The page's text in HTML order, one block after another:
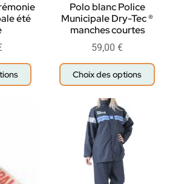
été
Polo blanc Police
Municipale Dry-Tec ®
manches courtes
59,00 €
Choix des options